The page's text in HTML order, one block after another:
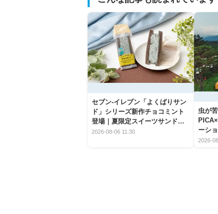
セブン‐イレブン「よくばりサン
ド」シリーズ新作チョコミント
登場｜夏限定スイーツサンドの
爽快な魅力
2026-08-06 11:30
虫が
ーシ
2026-